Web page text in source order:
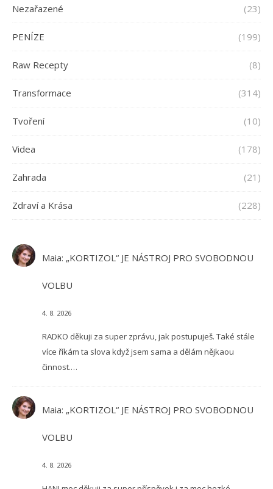
Nezařazené (23)
PENÍZE (199)
Raw Recepty (8)
Transformace (314)
Tvoření (10)
Videa (178)
Zahrada (21)
Zdraví a Krása (228)
Maia: „KORTIZOL“ JE NÁSTROJ PRO SVOBODNOU
VOLBU
4. 8. 2026
RADKO děkuji za super zprávu, jak postupuješ. Také stále
více říkám ta slova když jsem sama a dělám nějkaou
činnost.…
Maia: „KORTIZOL“ JE NÁSTROJ PRO SVOBODNOU
VOLBU
4. 8. 2026